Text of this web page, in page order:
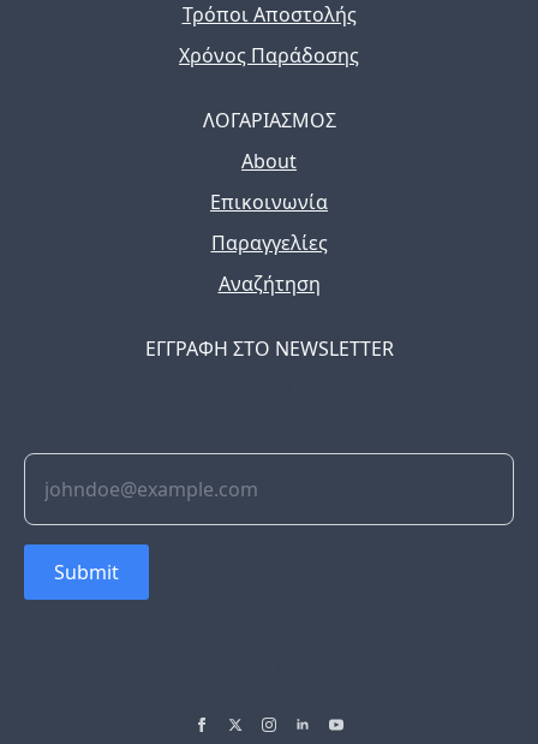
Τρόποι Αποστολής
Χρόνος Παράδοσης
ΛΟΓΑΡΙΑΣΜΟΣ
About
Επικοινωνία
Παραγγελίες
Αναζήτηση
ΕΓΓΡΑΦΗ ΣΤΟ NEWSLETTER
Submit